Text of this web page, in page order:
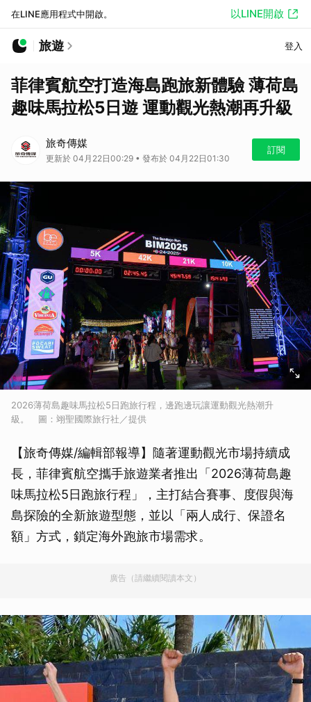
在LINE應用程式中開啟。 以LINE開啟
旅遊 登入
菲律賓航空打造海島跑旅新體驗 薄荷島
趣味馬拉松5日遊 運動觀光熱潮再升級
旅奇傳媒
更新於 04月22日00:29 • 發布於 04月22日01:30
訂閱
2026薄荷島趣味馬拉松5日跑旅行程，邊跑邊玩讓運動觀光熱潮升
級。 圖：翊聖國際旅行社／提供
【旅奇傳媒/編輯部報導】隨著運動觀光市場持續成
長，菲律賓航空攜手旅遊業者推出「2026薄荷島趣
味馬拉松5日跑旅行程」，主打結合賽事、度假與海
島探險的全新旅遊型態，並以「兩人成行、保證名
額」方式，鎖定海外跑旅市場需求。
廣告（請繼續閱讀本文）